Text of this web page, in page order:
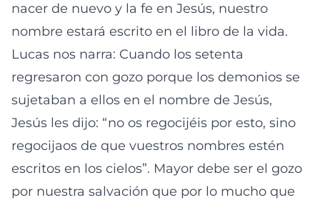
nacer de nuevo y la fe en Jesús, nuestro
nombre estará escrito en el libro de la vida.
Lucas nos narra: Cuando los setenta
regresaron con gozo porque los demonios se
sujetaban a ellos en el nombre de Jesús,
Jesús les dijo: “no os regocijéis por esto, sino
regocijaos de que vuestros nombres estén
escritos en los cielos”. Mayor debe ser el gozo
por nuestra salvación que por lo mucho que